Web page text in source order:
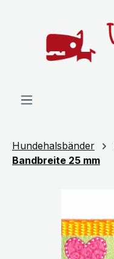
Hundehalsbänder
Bandbreite 25 mm